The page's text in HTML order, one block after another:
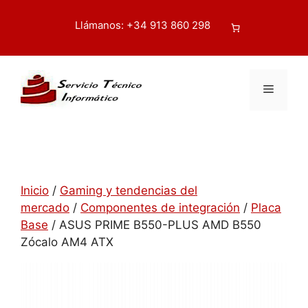
Buscar
Llámanos: +34 913 860 298
Menú
Inicio / Gaming y tendencias del
mercado / Componentes de integración / Placa
Base / ASUS PRIME B550-PLUS AMD B550
Zócalo AM4 ATX